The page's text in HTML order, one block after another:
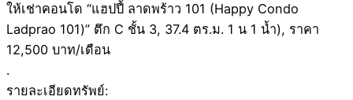
ให้เช่าคอนโด “แฮปปี้ ลาดพร้าว 101 (Happy Condo
Ladprao 101)” ตึก C ชั้น 3, 37.4 ตร.ม. 1 น 1 น้ำ), ราคา
12,500 บาท/เดือน
.
รายละเอียดทรัพย์: